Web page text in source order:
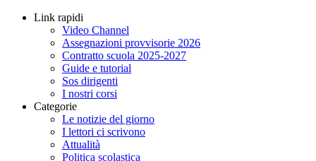
Link rapidi
Video Channel
Assegnazioni provvisorie 2026
Contratto scuola 2025-2027
Guide e tutorial
Sos dirigenti
I nostri corsi
Categorie
Le notizie del giorno
I lettori ci scrivono
Attualità
Politica scolastica